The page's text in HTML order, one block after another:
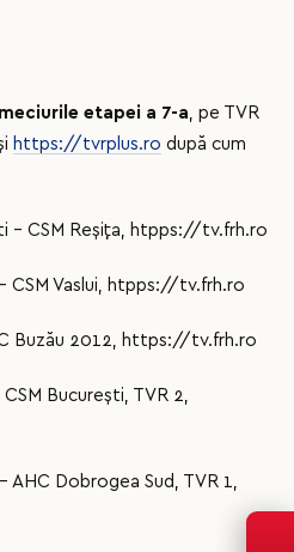
etapei a 7-a , pe TVR
https://tvrplus.ro după cum
– CSM Reșița, htpps://tv.frh.ro
CSM Vaslui, htpps://tv.frh.ro
Buzău 2012, https://tv.frh.ro
București, TVR 2,
AHC Dobrogea Sud, TVR 1,